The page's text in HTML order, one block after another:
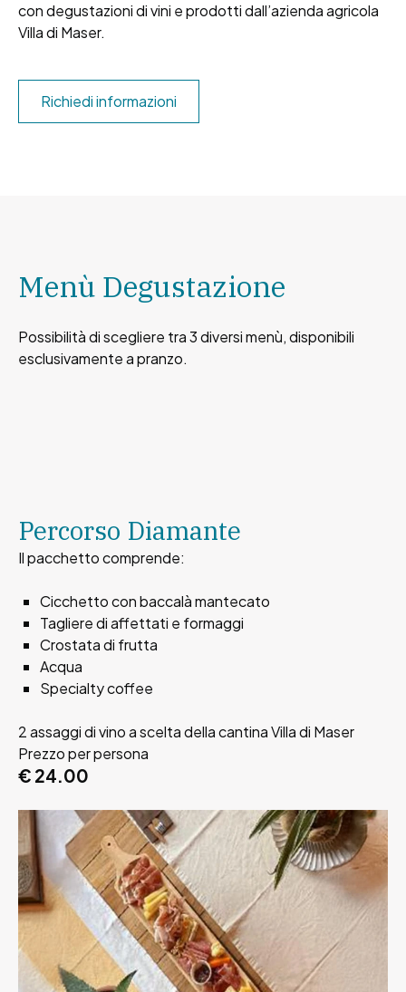
con degustazioni di vini e prodotti dall’azienda agricola
Villa di Maser.
Richiedi informazioni
Menù Degustazione
Possibilità di scegliere tra 3 diversi menù, disponibili
esclusivamente a pranzo.
Percorso Diamante
Il pacchetto comprende:
Cicchetto con baccalà mantecato
Tagliere di affettati e formaggi
Crostata di frutta
Acqua
Specialty coffee
2 assaggi di vino a scelta della cantina Villa di Maser
Prezzo per persona
€ 24.00